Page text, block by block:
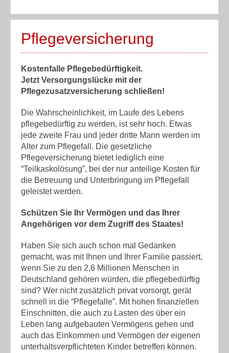
Pflegeversicherung
Kostenfalle Pflegebedürftigkeit.
Jetzt Versorgungslücke mit der
Pflegezusatzversicherung schließen!
Die Wahrscheinlichkeit, im Laufe des Lebens
pflegebedürftig zu werden, ist sehr hoch. Etwas
jede zweite Frau und jeder dritte Mann werden im
Alter zum Pflegefall. Die gesetzliche
Pflegeversicherung bietet lediglich eine
“Teilkaskolösung”, bei der nur anteilige Kosten für
die Betreuung und Unterbringung im Pflegefall
geleistet werden.
Schützen Sie Ihr Vermögen und das Ihrer
Angehörigen vor dem Zugriff des Staates!
Haben Sie sich auch schon mal Gedanken
gemacht, was mit Ihnen und Ihrer Familie passiert,
wenn Sie zu den 2,6 Millionen Menschen in
Deutschland gehören würden, die pflegebedürftig
sind? Wer nicht zusätzlich privat vorsorgt, gerät
schnell in die “Pflegefalle”. Mit hohen finanziellen
Einschnitten, die auch zu Lasten des über ein
Leben lang aufgebauten Vermögens gehen und
auch das Einkommen und Vermögen der eigenen
unterhaltsverpflichteten Kinder betreffen können.